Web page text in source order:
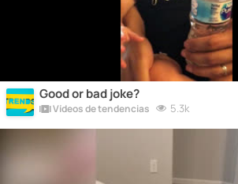
Good or bad joke?
Vídeos de tendencias 5.3k